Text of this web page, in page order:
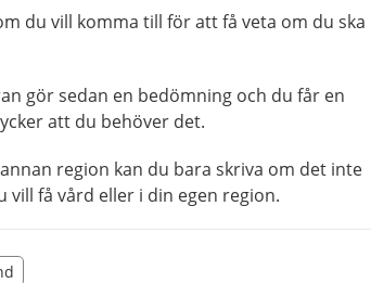
du vill komma till för att få veta om du ska
gör sedan en bedömning och du får en
att du behöver det.
region kan du bara skriva om det inte
vill få vård eller i din egen region.
region Västra Götaland